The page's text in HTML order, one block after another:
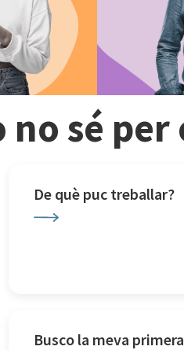
sé per
De què puc treballar?
Busco la meva primera